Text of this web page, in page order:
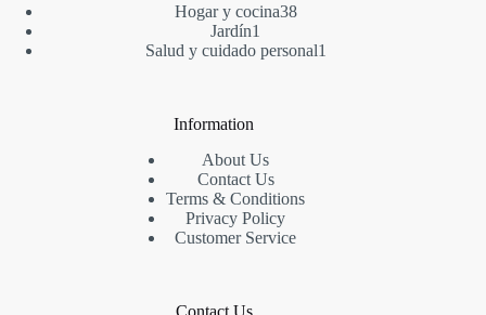
productos
Hogar y cocina3838
Jardín1
producto
Salud y cuidado personal1
Information
About Us
Contact Us
Terms & Conditions
Privacy Policy
Customer Service